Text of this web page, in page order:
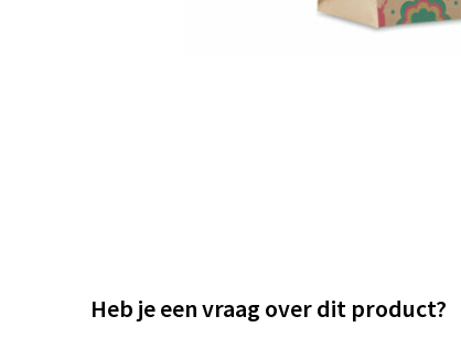
Heb je een vraag over dit product?